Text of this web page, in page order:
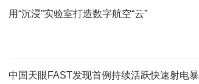
用“沉浸”实验室打造数字航空“云”
中国天眼FAST发现首例持续活跃快速射电暴